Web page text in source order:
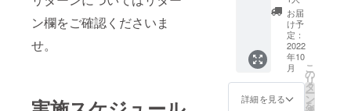
ン欄をご確認くださいま
せ。
せても
らいま
す！ 住
所へ送
ります
ので、
お間違
えない
お届
け予
定：
2022
年10
月
詳細を見る
こ
の
リ
タ
ー
ン
を